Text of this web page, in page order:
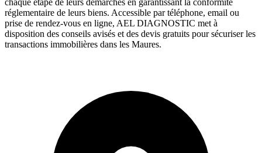
réglementaire de leurs biens. Accessible par téléphone, email ou
prise de rendez-vous en ligne, AEL DIAGNOSTIC met à
disposition des conseils avisés et des devis gratuits pour sécuriser les
transactions immobilières dans les Maures.